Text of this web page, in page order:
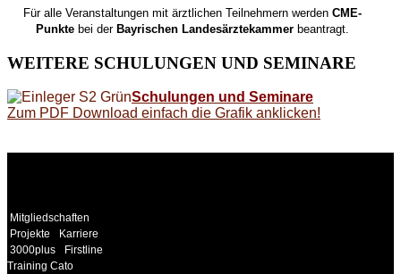
Für alle Veranstaltungen mit ärztlichen Teilnehmern werdenCME-
Punkte bei derBayrischen Landesärztekammer beantragt.
WEITERE SCHULUNGEN UND SEMINARE
Schulungen und Seminare
Zum PDF Download einfach die Grafik anklicken!
Mitgliedschaften
Projekte
Karriere
3000plus
Firstline
Training Cato